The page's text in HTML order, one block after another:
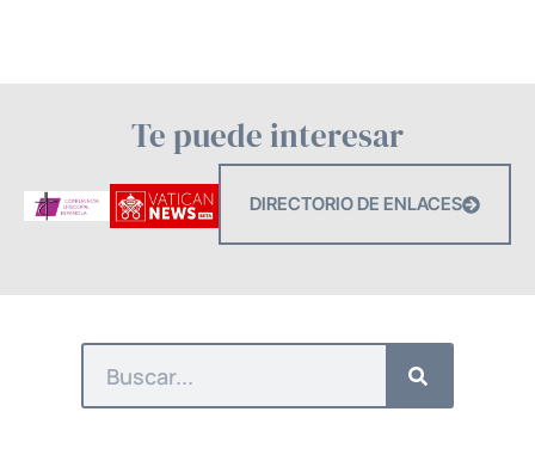
Te puede interesar
DIRECTORIO DE ENLACES